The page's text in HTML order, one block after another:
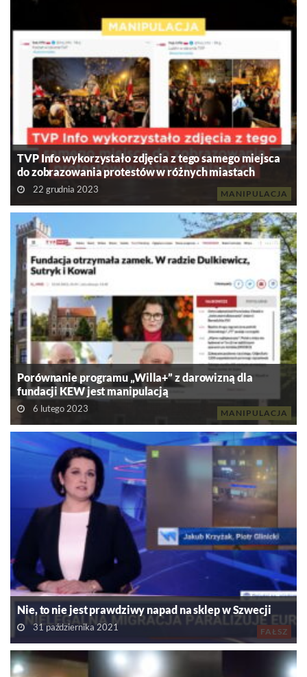
MANIPULACJA
TVP Info wykorzystało zdjęcia z tego samego miejsca
do zobrazowania protestów w różnych miastach
22 grudnia 2023
MANIPULACJA
Porównanie programu „Willa+” z darowizną dla
fundacji KEW jest manipulacją
6 lutego 2023
FAŁSZ
Nie, to nie jest prawdziwy napad na sklep w Szwecji
31 października 2021